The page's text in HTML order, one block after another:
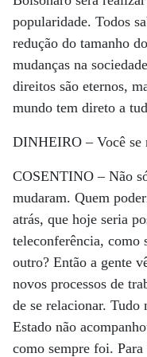
popularidade. Todos
redução do tamanho
mudanças na
direitos são eternos,
mundo tem direto a
DINHEIRO –Você se
COSENTINO –Não
mudaram. Quem
atrás, que hoje seria
teleconferência, como
outro? Então a gente
novos processos de
de se relacionar. Tudo
Estado não
como sempre foi.